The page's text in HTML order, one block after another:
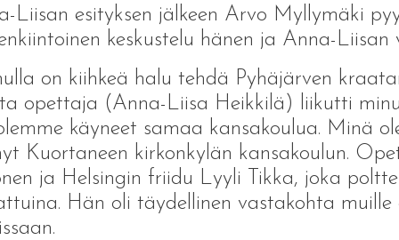
Liisan esityksen jälkeen Arvo Myllymäki
keskustelu hänen ja Anna-Liisan
on kiihkeä halu tehdä Pyhäjärven
opettaja (Anna-Liisa Heikkilä) liikutti
käyneet samaa kansakoulua. Minä
Kuortaneen kirkonkylän kansakoulun.
ja Helsingin friidu Lyyli Tikka, joka
Hän oli täydellinen vastakohta